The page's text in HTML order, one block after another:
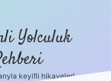
Yolculuk
keyifli hikayeler!